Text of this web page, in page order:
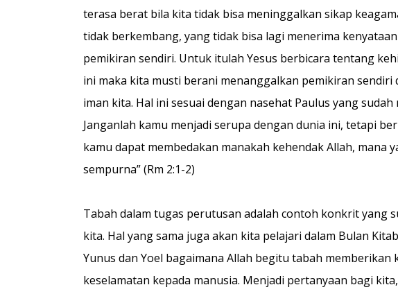
terasa berat bila kita tidak bisa meninggalkan sikap
tidak berkembang, yang tidak bisa lagi menerima
pemikiran sendiri. Untuk itulah Yesus berbicara tentang
ini maka kita musti berani menanggalkan pemikiran
iman kita. Hal ini sesuai dengan nasehat Paulus yang
Janganlah kamu menjadi serupa dengan dunia ini, tetapi
kamu dapat membedakan manakah kehendak Allah, mana
sempurna” (Rm 2:1-2)
Tabah dalam tugas perutusan adalah contoh konkrit yang
kita. Hal yang sama juga akan kita pelajari dalam Bulan
Yunus dan Yoel bagaimana Allah begitu tabah
keselamatan kepada manusia. Menjadi pertanyaan bagi